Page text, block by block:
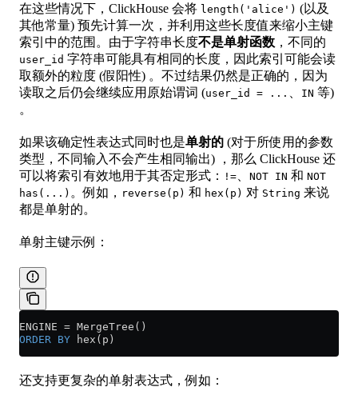
在这些情况下，ClickHouse 会将 length('alice') (以及
其他常量) 预先计算一次，并利用这些长度值来缩小主键
索引中的范围。由于字符串长度不是单射函数 ，不同的
user_id 字符串可能具有相同的长度，因此索引可能会读
取额外的粒度 (假阳性) 。不过结果仍然是正确的，因为
读取之后仍会继续应用原始谓词 (user_id = ... IN 等)
。
如果该确定性表达式同时也是单射的 (对于所使用的参数
类型，不同输入不会产生相同输出) ，那么 ClickHouse 还
可以将索引有效地用于其否定形式：
!= NOT IN 和 NOT
has(...) 。例如， reverse(p) 和 hex(p) 对 String 来说
都是单射的。
单射主键示例：
ENGINE = MergeTree()
ORDER BY hex(p)
还支持更复杂的单射表达式，例如：